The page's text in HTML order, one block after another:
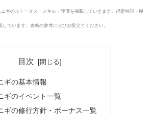
ギのステータス・スキル・評価を掲載していきます。得意特訓・極
ています。攻略の参考にぜひお役立てください。
目次
ギの基本情報
ギのイベント一覧
ギの修行方針・ボーナス一覧